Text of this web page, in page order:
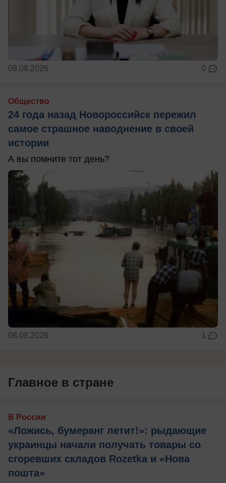
08.08.2026 0
Общество
24 года назад Новороссийск пережил
самое страшное наводнение в своей
истории
А вы помните тот день?
08.08.2026 1
Главное в стране
В России
«Ложись, бумеранг летит!»: рыдающие
украинцы начали получать товары со
сгоревших складов Rozetka и «Нова
пошта»